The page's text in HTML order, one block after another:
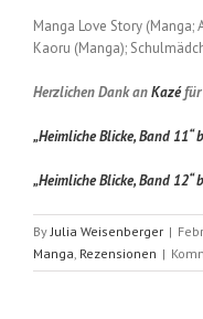
Manga Love Story (Manga;
Kaoru (Manga);
Herzlichen Dank anKazéfür
„Heimliche Blicke, Band 11“
„Heimliche Blicke, Band 12“
ByJulia Weisenberger |
Manga, Rezensionen |